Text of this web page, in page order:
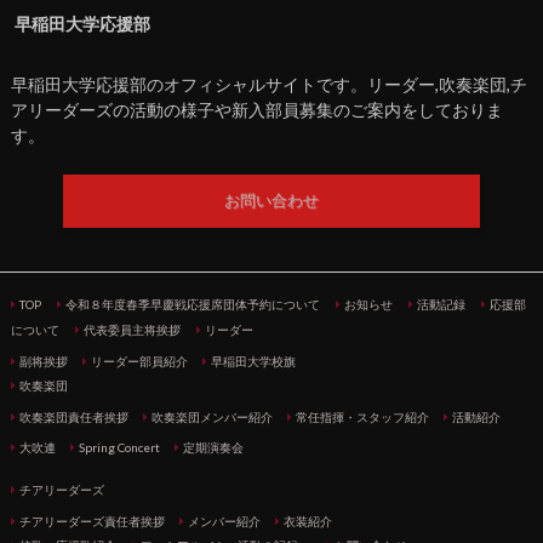
早稲田大学応援部
早稲田大学応援部のオフィシャルサイトです。リーダー,吹奏楽団,チ
アリーダーズの活動の様子や新入部員募集のご案内をしておりま
す。
お問い合わせ
TOP 令和８年度春季早慶戦応援席団体予約について お知らせ 活動記録
応援部
について
代表委員主将挨拶 リーダー
副将挨拶 リーダー部員紹介
早稲田大学校旗
吹奏楽団
吹奏楽団責任者挨拶 吹奏楽団メンバー紹介 常任指揮・スタッフ紹介 活動紹介
大吹連 Spring Concert 定期演奏会
チアリーダーズ
チアリーダーズ責任者挨拶 メンバー紹介
衣装紹介